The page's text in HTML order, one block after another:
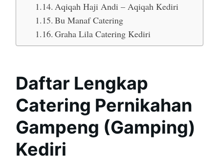
Aqiqah Haji Andi – Aqiqah Kediri
Bu Manaf Catering
Graha Lila Catering Kediri
Daftar Lengkap
Catering Pernikahan
Gampeng (Gamping)
Kediri